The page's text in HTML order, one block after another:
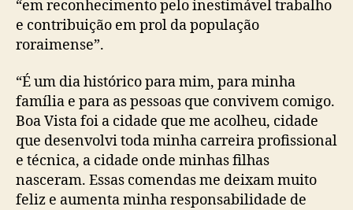
“em reconhecimento pelo inestimável trabalho
e contribuição em prol da população
roraimense”.
“É um dia histórico para mim, para minha
família e para as pessoas que convivem comigo.
Boa Vista foi a cidade que me acolheu, cidade
que desenvolvi toda minha carreira profissional
e técnica, a cidade onde minhas filhas
nasceram. Essas comendas me deixam muito
feliz e aumenta minha responsabilidade de